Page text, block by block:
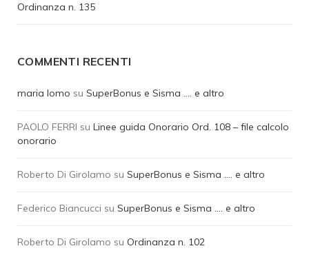
Ordinanza n. 135
COMMENTI RECENTI
maria lomo su SuperBonus e Sisma …. e altro
PAOLO FERRI su Linee guida Onorario Ord. 108 – file calcolo
onorario
Roberto Di Girolamo su SuperBonus e Sisma …. e altro
Federico Biancucci su SuperBonus e Sisma …. e altro
Roberto Di Girolamo su Ordinanza n. 102